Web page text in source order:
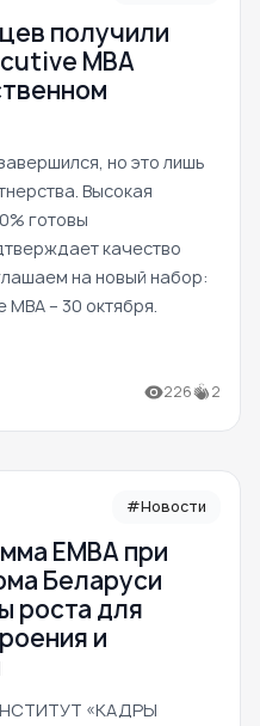
получили
MBA
но это лишь
Высокая
готовы
качество
на новый набор:
– 30 октября.
226 2
#Новости
ЕМВА при
Беларуси
роста для
и
«КАДРЫ